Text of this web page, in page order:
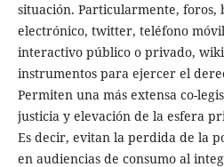
situación. Particularmente, foros,
electrónico, twitter, teléfono
interactivo público o privado,
instrumentos para ejercer el
Permiten una más extensa co-
justicia y elevación de la esfera
Es decir, evitan la perdida de la
en audiencias de consumo al